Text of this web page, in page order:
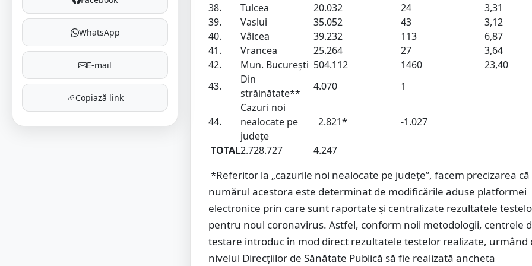
WhatsApp
E-mail
Copiază link
38.
Tulcea 20.032 24
3,31
39.
Vaslui 35.052 43
3,12
40.
Vâlcea 39.232 113
6,87
41.
Vrancea 25.264 27
3,64
42.
Mun. București 504.112 1460
23,40
43.
Din
străinătate**
4.070 1
44.
Cazuri noi
nealocate pe
județe
2.821* -1.027
TOTAL2.728.727 4.247
*Referitor la „cazurile noi nealocate pe județe”, facem precizarea că
numărul acestora este determinat de modificările aduse platformei
electronice prin care sunt raportate și centralizate rezultatele
pentru noul coronavirus. Astfel, conform noii metodologii, centrele
testare introduc în mod direct rezultatele testelor realizate, urmând
nivelul Direcțiilor de Sănătate Publică să fie realizată ancheta